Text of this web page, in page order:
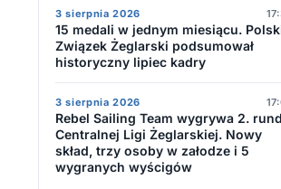
3 sierpnia 2026
15 medali w jednym miesiącu.
Związek Żeglarski podsumował
historyczny lipiec kadry
3 sierpnia 2026
Rebel Sailing Team wygrywa 2.
Centralnej Ligi Żeglarskiej. Nowy
skład, trzy osoby w załodze i 5
wygranych wyścigów